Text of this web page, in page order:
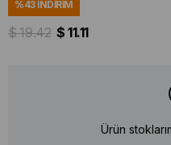
%43İNDIRIM
$ 19.42 $ 11.11
Ürün